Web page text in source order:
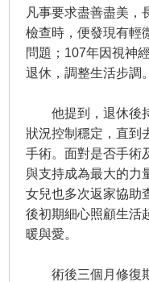
凡事要求盡善盡美，
檢查時，便發現有輕
問題；107年因視神
退休，調整生活步調。
他提到，退休後持
狀況控制穩定，直到
手術。面對是否手術
與支持成為最大的力
女兒也多次返家協助
後初期細心照顧生活
暖與愛。
術後三個月修復期